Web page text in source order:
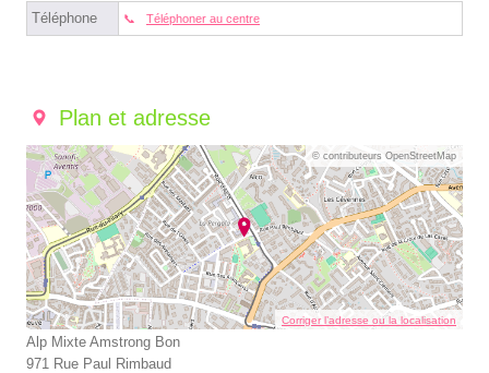
Téléphone Téléphoner au centre
Plan et adresse
© contributeurs OpenStreetMap
Corriger l’adresse ou la localisation
Alp Mixte Amstrong Bon
971 Rue Paul Rimbaud